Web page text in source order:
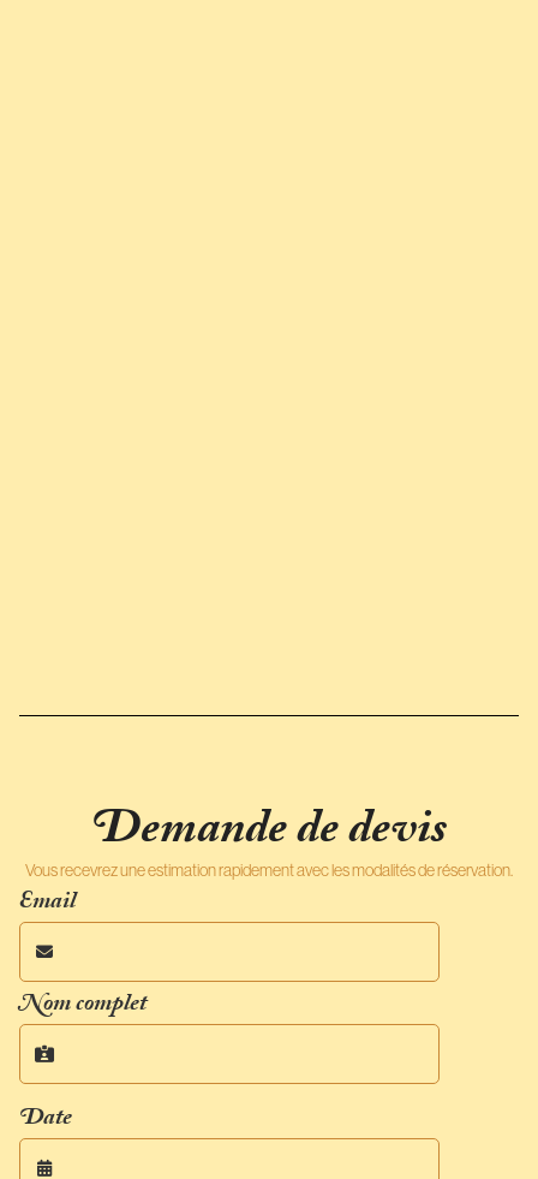
Demande de devis
Vous recevrez une estimation rapidement avec les modalités de réservation.
Email

Nom complet

Date
